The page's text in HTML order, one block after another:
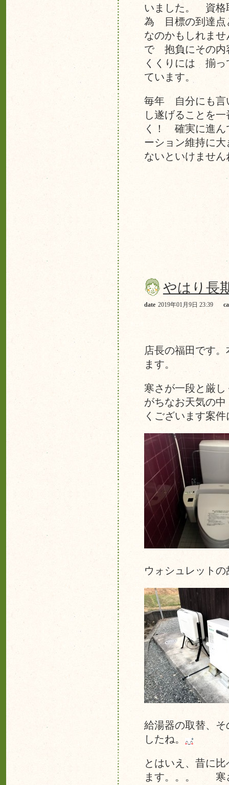
いました。 資格
為 目標の到達点
なのかもしれま
で 抱負にその内
くくりには 揃っ
ています。
毎年 自分にも言
し遂げることを
く！ 確実に進
ーション維持
ないといけません
やはり長
date 2019年01月9日 23:39
店長の福田です
ます。
寒さが一段と厳
がちなお天気の
くございます案
ウォシュレットの
給湯器の取替、
したね。
とはいえ、昔に
ます。。。 寒さ